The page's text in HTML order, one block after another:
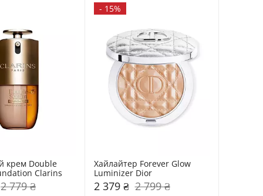
крем Double
Clarins
2 779 ₴
- 15%
Хайлайтер Forever Glow
Luminizer Dior
2 379 ₴ 2 799 ₴